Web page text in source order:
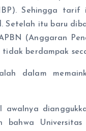
Sehingga
Setelah itu baru
(Anggaran
berdampak
dalam
awalnya
bahwa